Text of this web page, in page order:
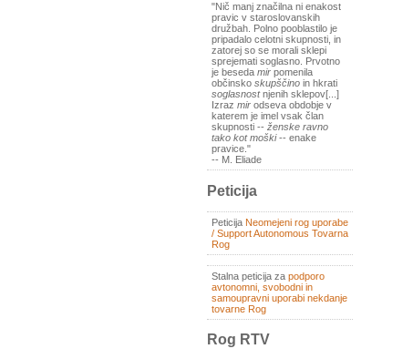
"Nič manj značilna ni enakost
pravic v staroslovanskih
družbah. Polno pooblastilo je
pripadalo celotni skupnosti, in
zatorej so se morali sklepi
sprejemati soglasno. Prvotno
je beseda mir pomenila
občinsko skupščino in hkrati
soglasnostnjenih sklepov[...]
Izraz mir odseva obdobje v
katerem je imel vsak član
skupnosti -- ženske ravno
tako kot moški-- enake
pravice."
-- M. Eliade
Peticija
Peticija Neomejeni rog uporabe
/ Support Autonomous Tovarna
Rog
Stalna peticija za podporo
avtonomni, svobodni in
samoupravni uporabi nekdanje
tovarne Rog
Rog RTV